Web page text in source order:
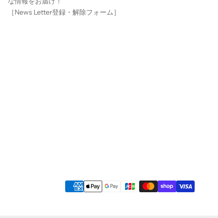
［News Letter登録・解除フォーム］